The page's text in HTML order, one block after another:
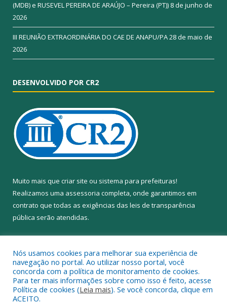
(MDB) e RUSEVEL PEREIRA DE ARAÚJO – Pereira (PT)) 8 de junho de
2026
III REUNIÃO EXTRAORDINÁRIA DO CAE DE ANAPU/PA28 de maio de
2026
DESENVOLVIDO POR CR2
Muito mais que criar site ou sistema para prefeituras!
Realizamos uma assessoria completa, onde garantimos em
contrato que todas as exigências das leis de transparência
pública serão atendidas.
Todos os direitos reservados a Câmara Municipal de Anapu.
Nós usamos cookies para melhorar sua experiência de
navegação no portal. Ao utilizar nosso portal, você
concorda com a política de monitoramento de cookies.
Para ter mais informações sobre como isso é feito, acesse
Política de cookies (Leia mais). Se você concorda, clique em
ACEITO.